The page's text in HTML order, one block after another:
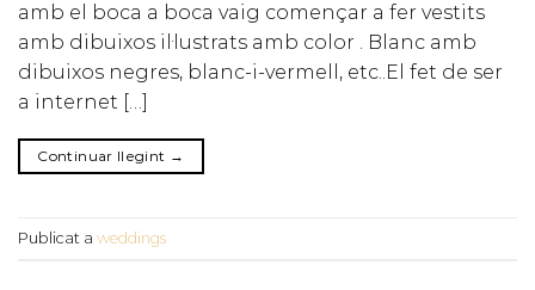
amb el boca a boca vaig començar a fer vestits
amb dibuixos il·lustrats amb color . Blanc amb
dibuixos negres, blanc-i-vermell, etc..El fet de ser
a internet […]
Continuar llegint →
Publicat a weddings